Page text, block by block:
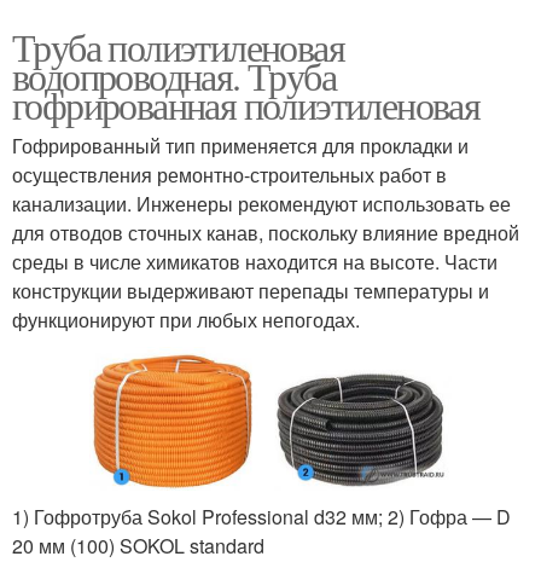
Труба полиэтиленовая
водопроводная. Труба
гофрированная полиэтиленовая
Гофрированный тип применяется для прокладки и
осуществления ремонтно-строительных работ в
канализации. Инженеры рекомендуют использовать ее
для отводов сточных канав, поскольку влияние вредной
среды в числе химикатов находится на высоте. Части
конструкции выдерживают перепады температуры и
функционируют при любых непогодах.
1) Гофротруба Sokol Professional d32 мм; 2) Гофра — D
20 мм (100) SOKOL standard